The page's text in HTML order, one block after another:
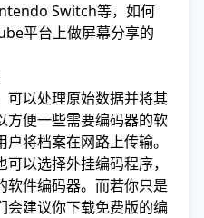
Switch等，如何
平台上做屏幕分享的
可以处理原始数据并将其
方便一些需要编码器的软
将档案在网路上传输。
以选择外挂编码程序，
软件编码器。而若你只是
会建议你下载免费版的编